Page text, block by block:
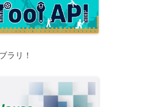
ラリ！